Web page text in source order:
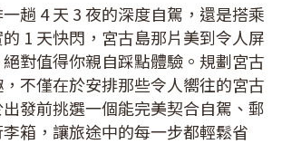
趟 4 天 3 夜的深度自駕，還是搭乘
1 天快閃，宮古島那片美到令人屏
對值得你親自踩點體驗。規劃宮古
不僅在於安排那些令人嚮往的宮古
發前挑選一個能完美契合自駕、郵
箱，讓旅途中的每一步都輕鬆省